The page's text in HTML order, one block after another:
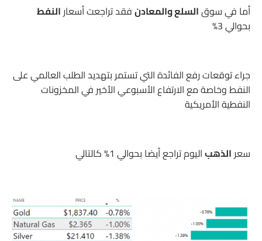
أما في سوقالسلع والمعادنفقد تراجعت أسعار النفط
بحوالي 3%
جراء توقعات رفع الفائدة التي تستمر بتهديد الطلب العالمي على
النفط وخاصة مع الارتفاع الأسبوعي الأخير في المخزونات
النفطية الأمريكية
سعر الذهباليوم تراجع أيضا بحوالي 1% كالتالي